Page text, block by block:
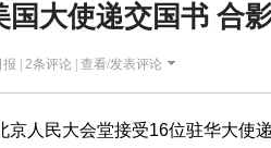
国大使递交国书 合
| 2条评论 | 查看/发表评论
京人民大会堂接受16位驻华大使